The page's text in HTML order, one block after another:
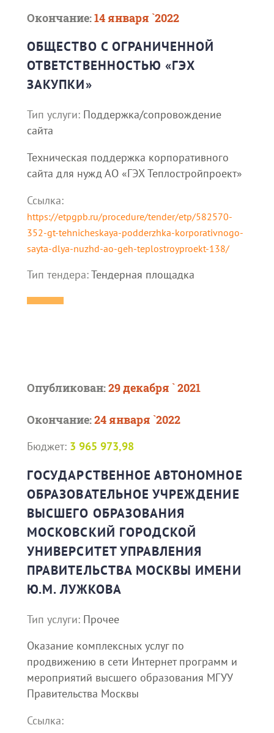
Окончание:14 января `2022
ОБЩЕСТВО С ОГРАНИЧЕННОЙ
ОТВЕТСТВЕННОСТЬЮ «ГЭХ
ЗАКУПКИ»
Тип услуги: Поддержка/сопровождение
сайта
Техническая поддержка корпоративного
сайта для нужд АО «ГЭХ Теплостройпроект»
Ссылка:
https://etpgpb.ru/procedure/tender/etp/582570-
352-gt-tehnicheskaya-podderzhka-korporativnogo-
sayta-dlya-nuzhd-ao-geh-teplostroyproekt-138/
Тип тендера:Тендерная площадка
Опубликован:29 декабря ` 2021
Окончание:24 января `2022
Бюджет: 3 965 973,98
ГОСУДАРСТВЕННОЕ АВТОНОМНОЕ
ОБРАЗОВАТЕЛЬНОЕ УЧРЕЖДЕНИЕ
ВЫСШЕГО ОБРАЗОВАНИЯ
МОСКОВСКИЙ ГОРОДСКОЙ
УНИВЕРСИТЕТ УПРАВЛЕНИЯ
ПРАВИТЕЛЬСТВА МОСКВЫ ИМЕНИ
Ю.М. ЛУЖКОВА
Тип услуги: Прочее
Оказание комплексных услуг по
продвижению в сети Интернет программ и
мероприятий высшего образования МГУУ
Правительства Москвы
Ссылка: